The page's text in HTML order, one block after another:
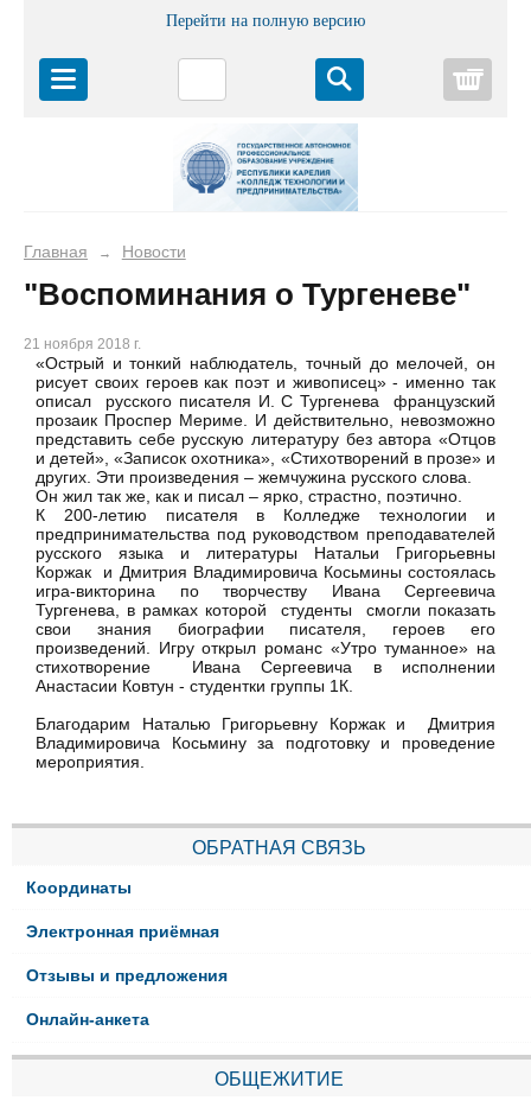
Перейти на полную версию
Главная → Новости
"Воспоминания о Тургеневе"
21 ноября 2018 г.
«Острый и тонкий наблюдатель, точный до мелочей, он
рисует своих героев как поэт и живописец» - именно так
описал русского писателя И. С Тургенева французский
прозаик Проспер Мериме. И действительно, невозможно
представить себе русскую литературу без автора «Отцов
и детей», «Записок охотника», «Стихотворений в прозе» и
других. Эти произведения – жемчужина русского слова.
Он жил так же, как и писал – ярко, страстно, поэтично.
К 200-летию писателя в Колледже технологии и
предпринимательства под руководством преподавателей
русского языка и литературы Натальи Григорьевны
Коржак и Дмитрия Владимировича Косьмины состоялась
игра-викторина по творчеству Ивана Сергеевича
Тургенева, в рамках которой студенты смогли показать
свои знания биографии писателя, героев его
произведений. Игру открыл романс «Утро туманное» на
стихотворение Ивана Сергеевича в исполнении
Анастасии Ковтун - студентки группы 1К.
Благодарим Наталью Григорьевну Коржак и Дмитрия
Владимировича Косьмину за подготовку и проведение
мероприятия.
ОБРАТНАЯ СВЯЗЬ
Координаты
Электронная приёмная
Отзывы и предложения
Онлайн-анкета
ОБЩЕЖИТИЕ